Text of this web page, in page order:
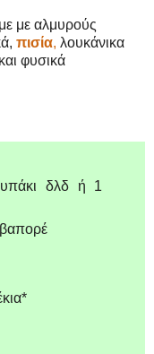
με αλμυρούς
πισία, λουκάνικα
φυσικά
δλδ ή 1